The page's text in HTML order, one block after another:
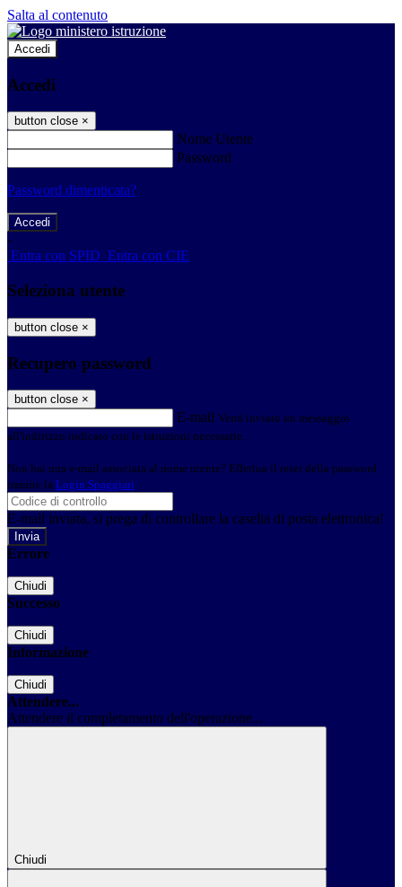
Salta al contenuto
Accedi
Accedi
button close ×
Nome Utente
Password
Password dimenticata?
-
Entra con SPID Entra con CIE
Seleziona utente
button close ×
Recupero password
button close ×
E-mail Verrà inviato un messaggio
all'indirizzo indicato con le istruzioni necessarie.
Non hai una e-mail associata al nome utente? Effettua il reset della password
tramite la Login Spaggiari
E-mail inviata, si prega di controllare la casella di posta elettronica!
Errore
Chiudi
Successo
Chiudi
Informazione
Chiudi
Attendere...
Attendere il completamento dell'operazione...
Chiudi